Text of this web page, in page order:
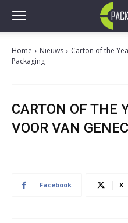
Home Nieuws
Carton of the
Packaging
CARTON OF THE
VOOR VAN
Facebook X